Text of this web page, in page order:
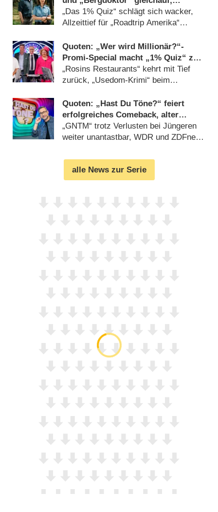
Dschungelcamp bei Jüngeren
unschlagbar
„Das 1% Quiz“ schlägt sich wacker,
Allzeittief für „Roadtrip Amerika“
Quoten: „Wer wird Millionär?“-
Promi-Special macht „1% Quiz“ zu
schaffen
„Rosins Restaurants“ kehrt mit Tief
zurück, „Usedom-Krimi“ beim
(22.11.2024)
Quoten: „Hast Du Töne?“ feiert
erfolgreiches Comeback, alter
„Zürich-Krimi“ dominiert insgesamt
„GNTM“ trotz Verlusten bei Jüngeren
weiter unantastbar, WDR und ZDFneo
alle News zur Serie